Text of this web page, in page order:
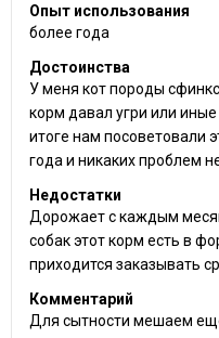
Опыт использования
более года
Достоинства
У меня кот породы
корм давал угри или
итоге нам посоветовали
года и никаких проблем
Недостатки
Дорожает с каждым
собак этот корм есть в
приходится заказывать
Комментарий
Для сытности мешаем